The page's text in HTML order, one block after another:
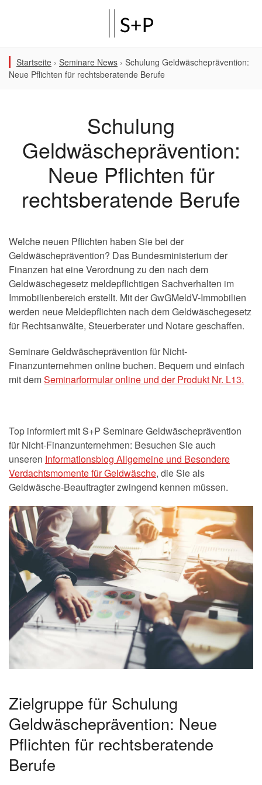
Startseite › Seminare News › Schulung Geldwäscheprävention:
Neue Pflichten für rechtsberatende Berufe
Schulung
Geldwäscheprävention:
Neue Pflichten für
rechtsberatende Berufe
Welche neuen Pflichten haben Sie bei der
Geldwäscheprävention? Das Bundesministerium der
Finanzen hat eine Verordnung zu den nach dem
Geldwäschegesetz meldepflichtigen Sachverhalten im
Immobilienbereich erstellt. Mit der GwGMeldV-Immobilien
werden neue Meldepflichten nach dem Geldwäschegesetz
für Rechtsanwälte, Steuerberater und Notare geschaffen.
Seminare Geldwäscheprävention für Nicht-
Finanzunternehmen online buchen. Bequem und einfach
mit demSeminarformular online und der Produkt Nr. L13.
Top informiert mit S+P Seminare Geldwäscheprävention
für Nicht-Finanzunternehmen: Besuchen Sie auch
unseren Informationsblog Allgemeine und Besondere
Verdachtsmomente für Geldwäsche, die Sie als
Geldwäsche-Beauftragter zwingend kennen müssen.
Zielgruppe für Schulung
Geldwäscheprävention: Neue
Pflichten für rechtsberatende
Berufe